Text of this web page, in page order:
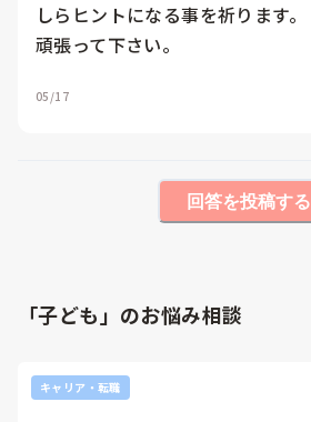
しらヒントになる事を祈ります。
頑張って下さい。
05/17
回答を投稿する
「子ども」のお悩み相談
キャリア・転職